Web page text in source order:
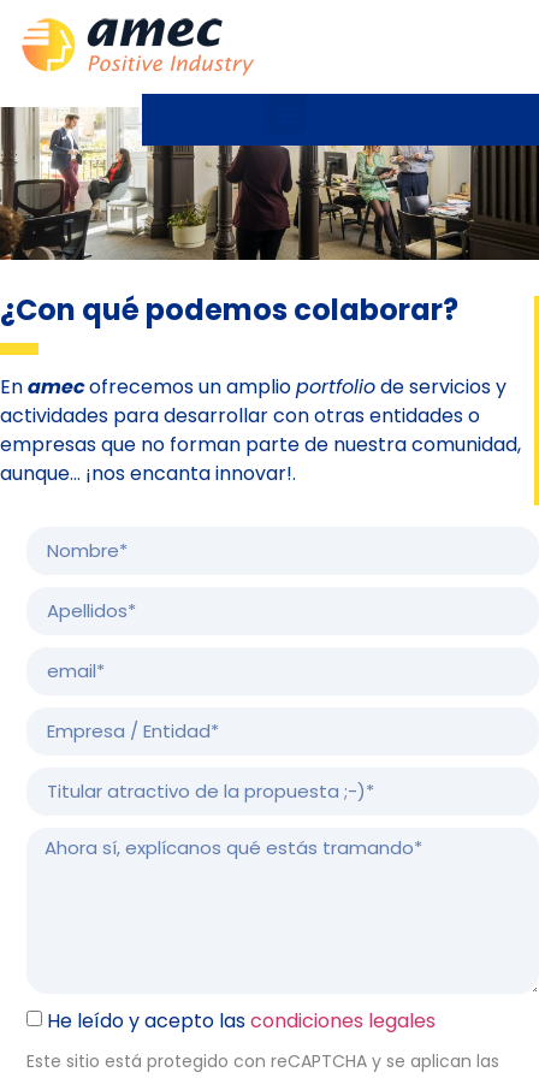
¿Con qué podemos colaborar?
Enamecofrecemos un amplioportfoliode servicios y
actividades para desarrollar con otras entidades o
empresas que no forman parte de nuestra comunidad,
aunque… ¡nos encanta innovar!.
He leído y acepto lascondiciones legales
Este sitio está protegido con reCAPTCHA y se aplican las